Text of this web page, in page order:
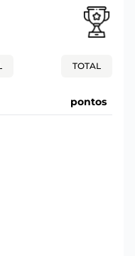
TOTAL
pontos